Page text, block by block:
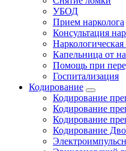
УБОД
Прием нарколога
Консультация
Наркологическая
Капельница от
Помощь при
Госпитализация
Кодирование
Кодирование
Кодирование
Кодирование
Кодирование